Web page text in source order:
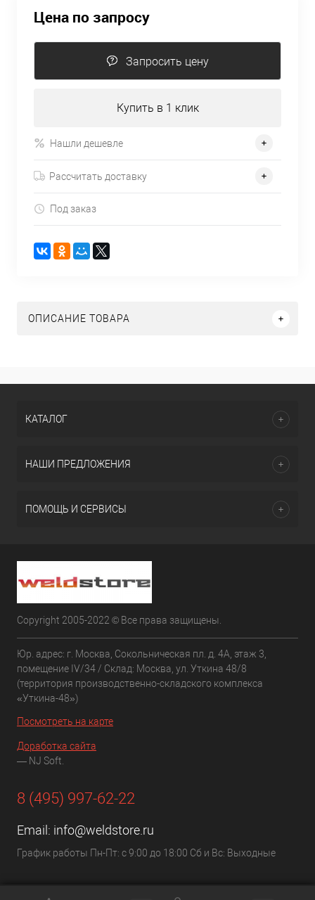
Цена по запросу
Запросить цену
Купить в 1 клик
Нашли дешевле
Рассчитать доставку
Под заказ
ОПИСАНИЕ ТОВАРА
КАТАЛОГ
НАШИ ПРЕДЛОЖЕНИЯ
ПОМОЩЬ И СЕРВИСЫ
Copyright 2005-2022 © Все права защищены.
Юр. адрес: г. Москва, Сокольническая пл. д. 4А, этаж 3,
помещение IV/34 / Склад: Москва, ул. Уткина 48/8
(территория производственно-складского комплекса
«Уткина-48»)
Посмотреть на карте
Доработка сайта
— NJ Soft.
8 (495) 997-62-22
Email: info@weldstore.ru
График работы Пн-Пт: с 9:00 до 18:00 Сб и Вс: Выходные